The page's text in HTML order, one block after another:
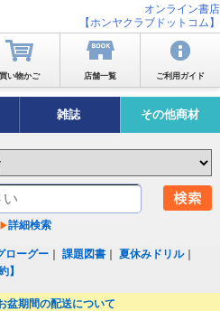
オンライン書店
【ホンヤクラブドットコム】
買い物かご 店舗一覧 ご利用ガイド
雑誌 その他商材
詳細検索
ローグー ｜課題図書 ｜夏休みドリル｜
】
盆期間の配送について